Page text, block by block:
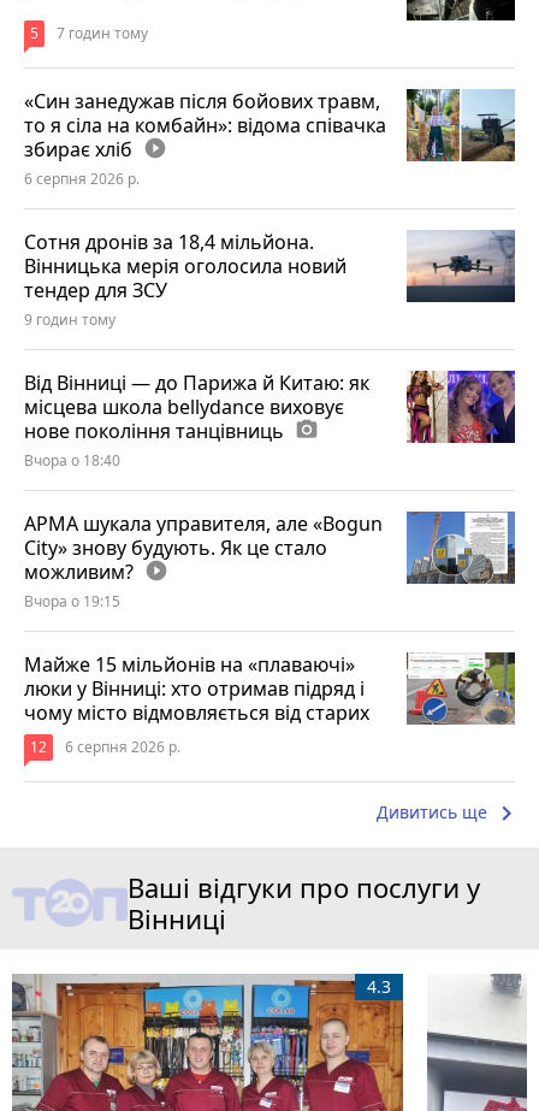
5 7 годин тому
«Син занедужав після бойових травм,
то я сіла на комбайн»: відома співачка
збирає хліб play_circle_filled
6 серпня 2026 р.
Сотня дронів за 18,4 мільйона.
Вінницька мерія оголосила новий
тендер для ЗСУ
9 годин тому
Від Вінниці — до Парижа й Китаю: як
місцева школа bellydance виховує
нове покоління танцівниць photo_camera
Вчора о 18:40
АРМА шукала управителя, але «Bogun
City» знову будують. Як це стало
можливим? play_circle_filled
Вчора о 19:15
Майже 15 мільйонів на «плаваючі»
люки у Вінниці: хто отримав підряд і
чому місто відмовляється від старих
12 6 серпня 2026 р.
Дивитись ще keyboard_arrow_right
Ваші відгуки про послуги у
Вінниці
4.3